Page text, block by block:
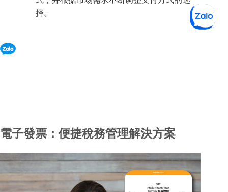
择。
立即聊天
電子發票：便捷稅務管理解決方案